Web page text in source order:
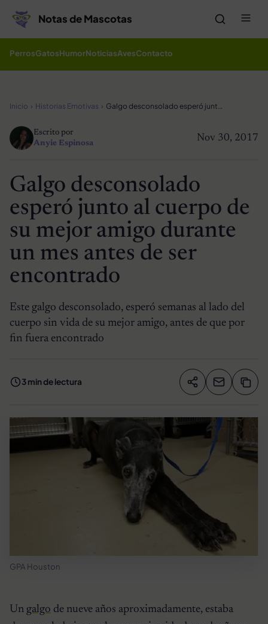
Notas de Mascotas
PerrosGatosHumorNoticiasAvesContacto
Inicio Historias Emotivas Galgo desconsolado esperó junto al cuerpo de su mejor amigo durante un mes antes de ser encontrado
Nov 30, 2017
Escrito por
Anyie Espinosa
Galgo desconsolado
esperó junto al cuerpo de
su mejor amigo durante
un mes antes de ser
encontrado
Este galgo desconsolado, esperó semanas al lado del
cuerpo sin vida de su mejor amigo, antes de que por
fin fuera encontrado
3 min de lectura Compartir
GPA Houston
Un galgo de nueve años aproximadamente, estaba